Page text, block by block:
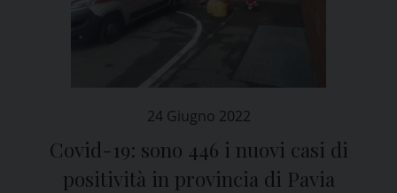
24 Giugno 2022
Covid-19: sono 446 i nuovi casi di
positività in provincia di Pavia